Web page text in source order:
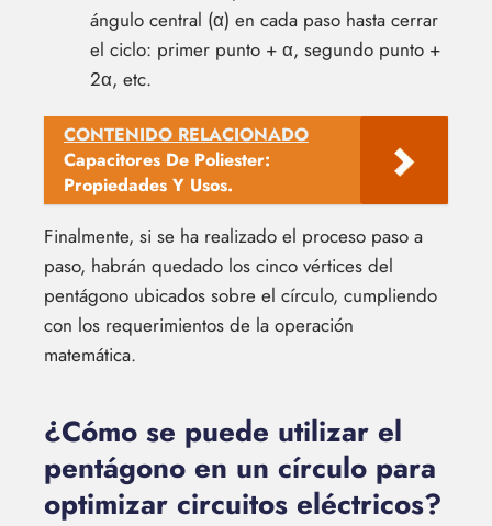
ángulo central (α) en cada paso hasta cerrar
el ciclo: primer punto + α, segundo punto +
2α, etc.
CONTENIDO RELACIONADO
Capacitores De Poliester:
Propiedades Y Usos.
Finalmente, si se ha realizado el proceso paso a
paso, habrán quedado los cinco vértices del
pentágono ubicados sobre el círculo, cumpliendo
con los requerimientos de la operación
matemática.
¿Cómo se puede utilizar el
pentágono en un círculo para
optimizar circuitos eléctricos?